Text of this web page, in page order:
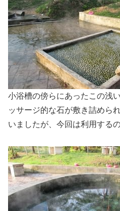
小浴槽の傍らにあったこの浅
ッサージ的な石が敷き詰めら
いましたが、今回は利用する